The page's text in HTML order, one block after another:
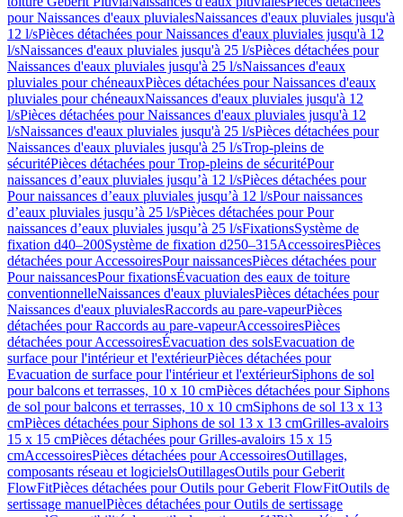
pour Naissances d'eaux pluvialesNaissances d'eaux pluviales jusqu'à
12 l/sPièces détachées pour Naissances d'eaux pluviales jusqu'à 12
l/sNaissances d'eaux pluviales jusqu'à 25 l/sPièces détachées pour
Naissances d'eaux pluviales jusqu'à 25 l/sNaissances d'eaux
pluviales pour chéneauxPièces détachées pour Naissances d'eaux
pluviales pour chéneauxNaissances d'eaux pluviales jusqu'à 12
l/sPièces détachées pour Naissances d'eaux pluviales jusqu'à 12
l/sNaissances d'eaux pluviales jusqu'à 25 l/sPièces détachées pour
Naissances d'eaux pluviales jusqu'à 25 l/sTrop-pleins de
sécuritéPièces détachées pour Trop-pleins de sécuritéPour
naissances d’eaux pluviales jusqu’à 12 l/sPièces détachées pour
Pour naissances d’eaux pluviales jusqu’à 12 l/sPour naissances
d’eaux pluviales jusqu’à 25 l/sPièces détachées pour Pour
naissances d’eaux pluviales jusqu’à 25 l/sFixationsSystème de
fixation d40–200Système de fixation d250–315AccessoiresPièces
détachées pour AccessoiresPour naissancesPièces détachées pour
Pour naissancesPour fixationsÉvacuation des eaux de toiture
conventionnelleNaissances d'eaux pluvialesPièces détachées pour
Naissances d'eaux pluvialesRaccords au pare-vapeurPièces
détachées pour Raccords au pare-vapeurAccessoiresPièces
détachées pour AccessoiresÉvacuation des solsEvacuation de
surface pour l'intérieur et l'extérieurPièces détachées pour
Evacuation de surface pour l'intérieur et l'extérieurSiphons de sol
pour balcons et terrasses, 10 x 10 cmPièces détachées pour Siphons
de sol pour balcons et terrasses, 10 x 10 cmSiphons de sol 13 x 13
cmPièces détachées pour Siphons de sol 13 x 13 cmGrilles-avaloirs
15 x 15 cmPièces détachées pour Grilles-avaloirs 15 x 15
cmAccessoiresPièces détachées pour AccessoiresOutillages,
composants réseau et logicielsOutillagesOutils pour Geberit
FlowFitPièces détachées pour Outils pour Geberit FlowFitOutils de
sertissage manuelPièces détachées pour Outils de sertissage